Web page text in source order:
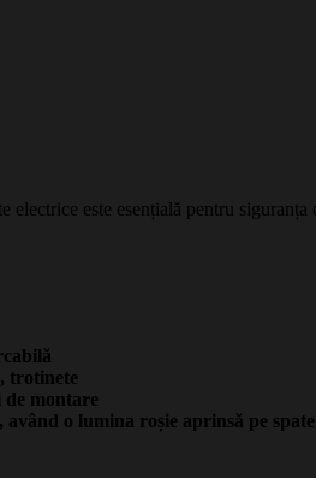
este esențială pentru siguranța
trotinete
montare
o lumina roșie aprinsă pe spate